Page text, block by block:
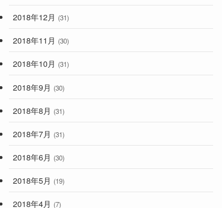
2018年12月 (31)
2018年11月 (30)
2018年10月 (31)
2018年9月 (30)
2018年8月 (31)
2018年7月 (31)
2018年6月 (30)
2018年5月 (19)
2018年4月 (7)